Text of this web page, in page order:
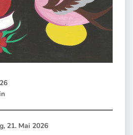
21. Mai 2026